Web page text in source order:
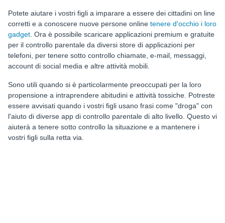
Potete aiutare i vostri figli a imparare a essere dei cittadini on line
corretti e a conoscere nuove persone online tenere d'occhio i loro
gadget . Ora è possibile scaricare applicazioni premium e gratuite
per il controllo parentale da diversi store di applicazioni per
telefoni, per tenere sotto controllo chiamate, e-mail, messaggi,
account di social media e altre attività mobili.
Sono utili quando si è particolarmente preoccupati per la loro
propensione a intraprendere abitudini e attività tossiche. Potreste
essere avvisati quando i vostri figli usano frasi come "droga" con
l'aiuto di diverse app di controllo parentale di alto livello. Questo vi
aiuterà a tenere sotto controllo la situazione e a mantenere i
vostri figli sulla retta via.